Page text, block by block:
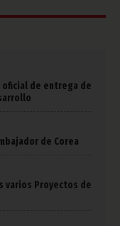
de entrega de
de Corea
varios Proyectos de